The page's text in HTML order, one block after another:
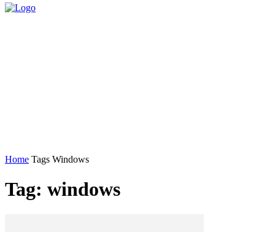
Home Tags Windows
Tag: windows